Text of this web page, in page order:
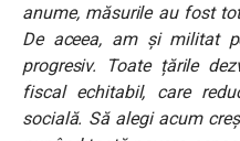
anume, măsurile au fost
De aceea, am și militat
progresiv. Toate țările
fiscal echitabil, care
socială. Să alegi acum